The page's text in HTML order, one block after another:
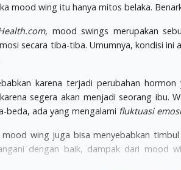
mood wing itu hanya mitos belaka.
, mood swings merupakan
secara tiba-tiba. Umumnya, kondisi
karena terjadi perubahan
segera akan menjadi seorang ibu.
beda, ada yang mengalami fluktuasi emosi
mood wing juga bisa menyebabkan
dengan baik, dampak dari mood